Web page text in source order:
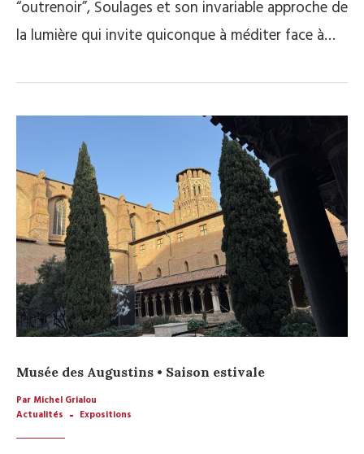
“outrenoir”, Soulages et son invariable approche de
la lumière qui invite quiconque à méditer face à…
Musée des Augustins • Saison estivale
Par Michel Grialou
Actualités
Expositions